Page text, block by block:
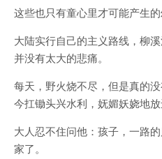
这些也只有童心里才可能产生的
大陆实行自己的主义路线，柳
并没有太大的悲痛。
每天，野火烧不尽，但是真的
今扛锄头兴水利，妩媚妖娆地放
大人忍不住问他：孩子，一路
家了。